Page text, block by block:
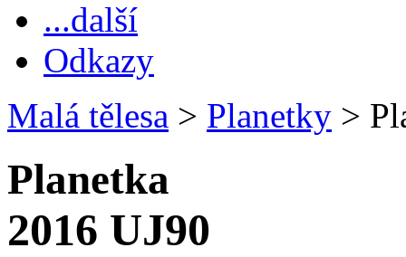
...další
Odkazy
Malá tělesa > Planetky >
Planetka
2016 UJ90